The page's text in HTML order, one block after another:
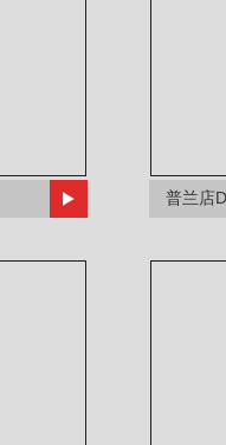
普兰店